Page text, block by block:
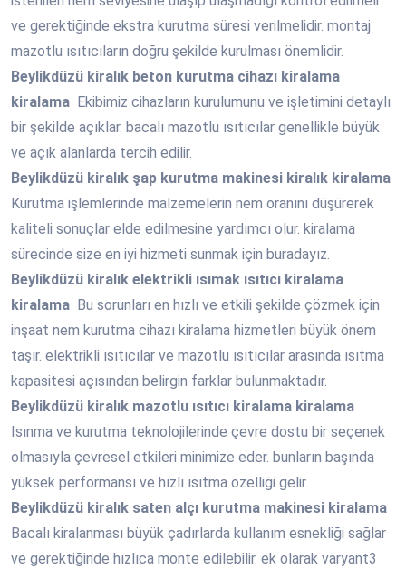
ve gerektiğinde ekstra kurutma süresi verilmelidir. montaj
mazotlu ısıtıcıların doğru şekilde kurulması önemlidir.
Beylikdüzü kiralık beton kurutma cihazı kiralama
kiralama Ekibimiz cihazların kurulumunu ve işletimini detaylı
bir şekilde açıklar. bacalı mazotlu ısıtıcılar genellikle büyük
ve açık alanlarda tercih edilir.
Beylikdüzü kiralık şap kurutma makinesi kiralık kiralama
Kurutma işlemlerinde malzemelerin nem oranını düşürerek
kaliteli sonuçlar elde edilmesine yardımcı olur. kiralama
sürecinde size en iyi hizmeti sunmak için buradayız.
Beylikdüzü kiralık elektrikli ısımak ısıtıcı kiralama
kiralama Bu sorunları en hızlı ve etkili şekilde çözmek için
inşaat nem kurutma cihazı kiralama hizmetleri büyük önem
taşır. elektrikli ısıtıcılar ve mazotlu ısıtıcılar arasında ısıtma
kapasitesi açısından belirgin farklar bulunmaktadır.
Beylikdüzü kiralık mazotlu ısıtıcı kiralama kiralama
Isınma ve kurutma teknolojilerinde çevre dostu bir seçenek
olmasıyla çevresel etkileri minimize eder. bunların başında
yüksek performansı ve hızlı ısıtma özelliği gelir.
Beylikdüzü kiralık saten alçı kurutma makinesi kiralama
Bacalı kiralanması büyük çadırlarda kullanım esnekliği sağlar
ve gerektiğinde hızlıca monte edilebilir. ek olarak varyant3